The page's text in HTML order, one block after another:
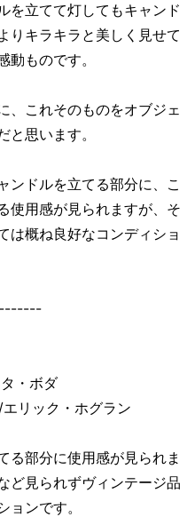
を立てて灯してもキャンド
りキラキラと美しく見せて
動ものです。
、これそのものをオブジェ
思います。
ンドルを立てる部分に、こ
使用感が見られますが、そ
は概ね良好なコンディショ
・ボダ
リック・ホグラン
分に使用感が見られま
ど見られずヴィンテージ品
ョンです。